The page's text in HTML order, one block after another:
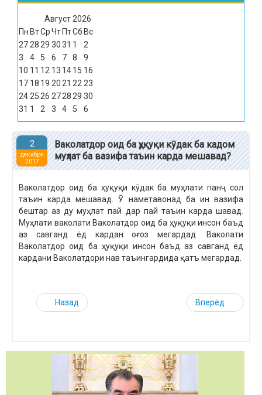
Август2026
Пн ВтСрЧт ПтСб Вс
272829 3031 1
2
3
4 5 6 7 8
9
10 11 12 13 1415 16
17 18 19 2021 2223
242526 272829 30
31 1 2 3 4 5 6
2
декабря
2017
Ваколатдор оид ба ҳуқуқи кӯдак ба кадом
муҳлат ба вазифа таъин карда мешавад?
Ваколатдор оид ба ҳуқуқи кӯдак ба муҳлати панҷ сол
таъин карда мешавад. Ӯ наметавонад ба ин вазифа
бештар аз ду муҳлат пай дар пай таъин карда шавад.
Муҳлати ваколати Ваколатдор оид ба ҳуқуқи инсон баъд
аз савганд ёд кардан оғоз мегардад. Ваколати
Ваколатдор оид ба ҳуқуқи инсон баъд аз савганд ёд
кардани Ваколатдори нав таъингардида қатъ мегардад.
Назад Вперёд